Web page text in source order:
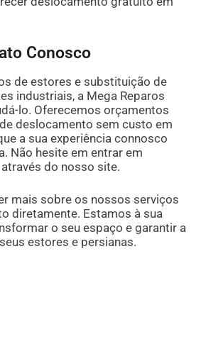
Conosco
de estores e substituição de
industriais, a Mega Reparos
lo. Oferecemos orçamentos
deslocamento sem custo em
a sua experiência connosco
Não hesite em entrar em
do nosso site.
mais sobre os nossos serviços
diretamente. Estamos à sua
o seu espaço e garantir a
estores e persianas.